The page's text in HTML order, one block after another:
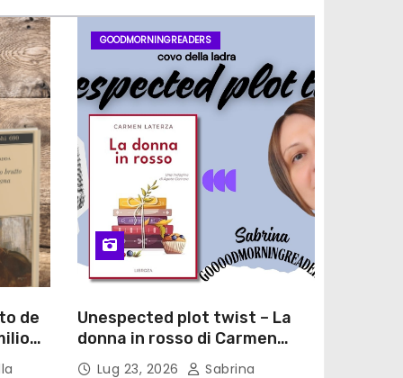
de
di
GOODMORNINGREADERS
Unespected plot twist – La
donna in rosso di Carmen
Laterza
Lug 23, 2026
Sabrina